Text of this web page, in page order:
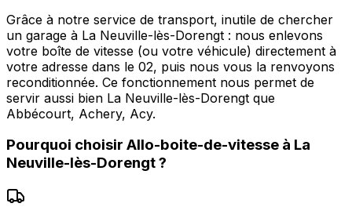
Grâce à notre service de transport, inutile de chercher
un garage à La Neuville-lès-Dorengt : nous enlevons
votre boîte de vitesse (ou votre véhicule) directement à
votre adresse dans le 02, puis nous vous la renvoyons
reconditionnée. Ce fonctionnement nous permet de
servir aussi bien La Neuville-lès-Dorengt que
Abbécourt, Achery, Acy.
Pourquoi choisir Allo-boite-de-vitesse à La
Neuville-lès-Dorengt?